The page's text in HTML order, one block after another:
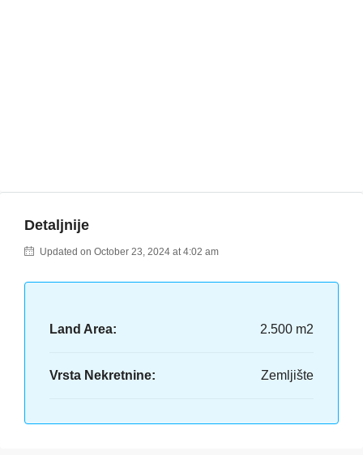
Detaljnije
Updated on October 23, 2024 at 4:02 am
Land Area: 2.500 m2
Vrsta Nekretnine: Zemljište